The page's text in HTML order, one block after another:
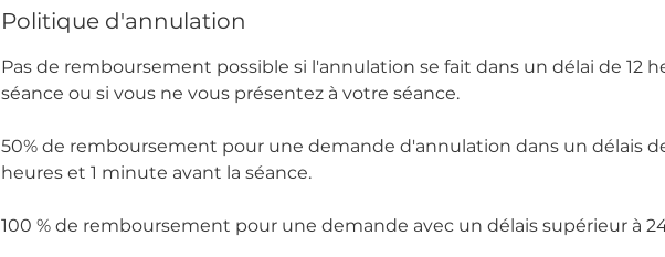
Politique d'annulation
Pas de remboursement possible si l'annulation se fait dans un délai de 12
séance ou si vous ne vous présentez à votre séance.
50% de remboursement pour une demande d'annulation dans un délais
heures et 1 minute avant la séance.